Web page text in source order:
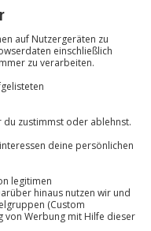
Immer das richtige
Große Auswahl, volle Flexibilität
Über 9.000 Erlebnisse.
Jeder Gutschein für alle
Maximale Sicherheit